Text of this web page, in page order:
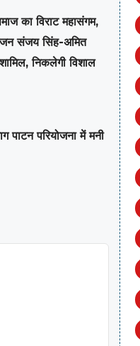
का विराट महासंगम,
संजय सिंह-अमित
निकलेगी विशाल
पाटन परियोजना में मनी